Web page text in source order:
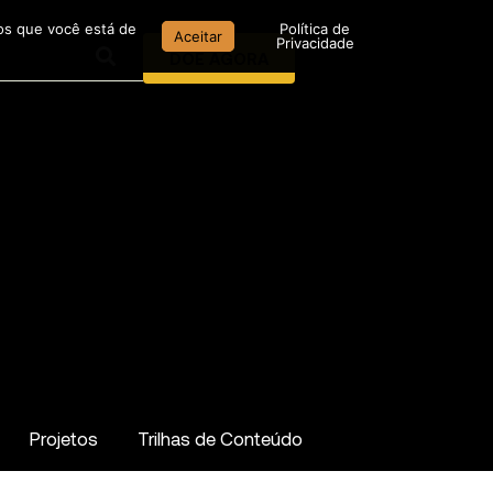
DOE AGORA
Projetos Trilhas de Conteúdo
que você está de Aceitar
Política de
Privacidade